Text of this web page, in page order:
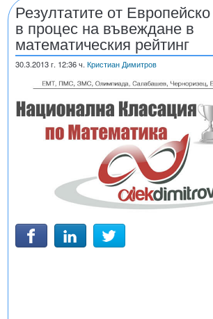
Резултатите от
в процес на въвеждане в
математическия рейтинг
30.3.2013г. 12:36 ч. Кристиан Димитров